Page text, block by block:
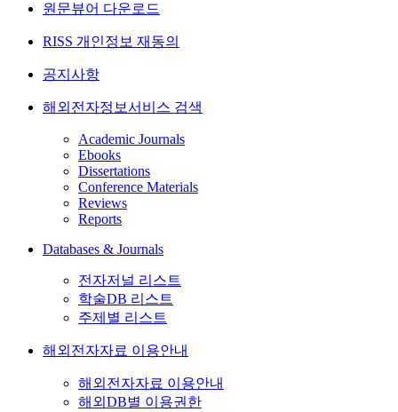
원문뷰어 다운로드
RISS 개인정보 재동의
공지사항
해외전자정보서비스 검색
Academic Journals
Ebooks
Dissertations
Conference Materials
Reviews
Reports
Databases & Journals
전자저널 리스트
학술DB 리스트
주제별 리스트
해외전자자료 이용안내
해외전자자료 이용안내
해외DB별 이용권한